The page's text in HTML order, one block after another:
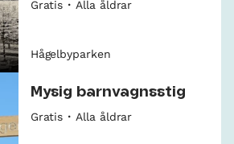
Gratis
Alla åldrar
Hågelbyparken
Mysig barnvagnsstig
Gratis
Alla åldrar